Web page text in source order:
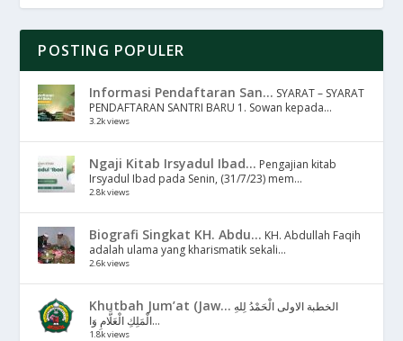
POSTING POPULER
Informasi Pendaftaran San... SYARAT – SYARAT
PENDAFTARAN SANTRI BARU 1. Sowan kepada...
3.2k views
Ngaji Kitab Irsyadul Ibad... Pengajian kitab
Irsyadul Ibad pada Senin, (31/7/23) mem...
2.8k views
Biografi Singkat KH. Abdu... KH. Abdullah Faqih
adalah ulama yang kharismatik sekali...
2.6k views
Khutbah Jum’at (Jaw... الخطبة الاولى الْحَمْدُ لِلهِ
الْمَلِكِ الْعَلَّامِ وَا...
1.8k views